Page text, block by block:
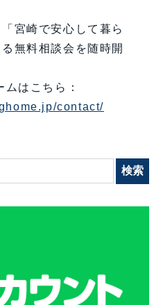
宮崎で安心して暮ら
無料相談会を随時開
はこちら：
contact/